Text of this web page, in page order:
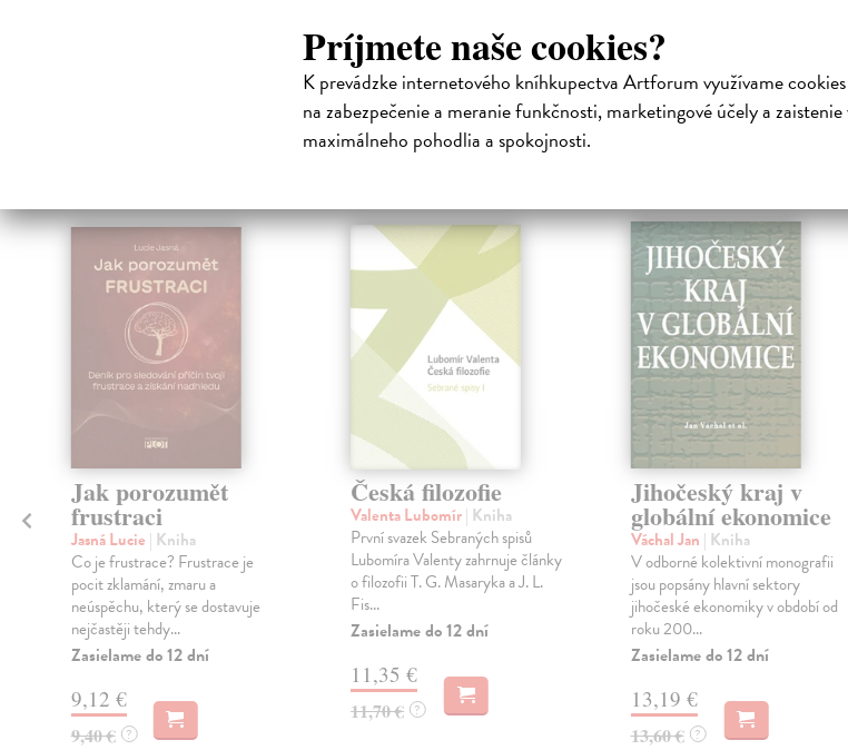
Príjmete naše cookies?
K prevádzke internetového kníhkupectva Artforum využívame
na zabezpečenie a meranie funkčnosti, marketingové účely a zaistenie
maximálneho pohodlia a spokojnosti.
Čitatelia s podobným
Jak porozumět
frustraci
Jasná Lucie | Kniha
Co je frustrace? Frustrace je
pocit zklamání, zmaru a
neúspěchu, který se dostavuje
nejčastěji tehdy...
Zasielame do 12 dní
9,12 €
9,40 € ?
Česká filozofie
Valenta Lubomír| Kniha
První svazek Sebraných spisů
Lubomíra Valenty zahrnuje články
o filozofii T. G. Masaryka a J. L.
Fis...
Zasielame do 12 dní
11,35 €
11,70 € ?
Jihočeský kraj v
globální ekonomice
Váchal Jan | Kniha
V odborné kolektivní monografii
jsou popsány hlavní sektory
jihočeské ekonomiky v období od
roku 200...
Zasielame do 12 dní
13,19 €
13,60 € ?